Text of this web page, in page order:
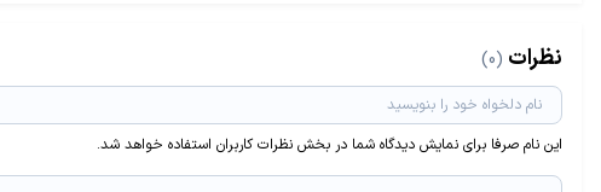
نظرات (0)
این نام صرفا برای نمایش دیدگاه شما در بخش نظرات کاربران استفاده خواهد شد.